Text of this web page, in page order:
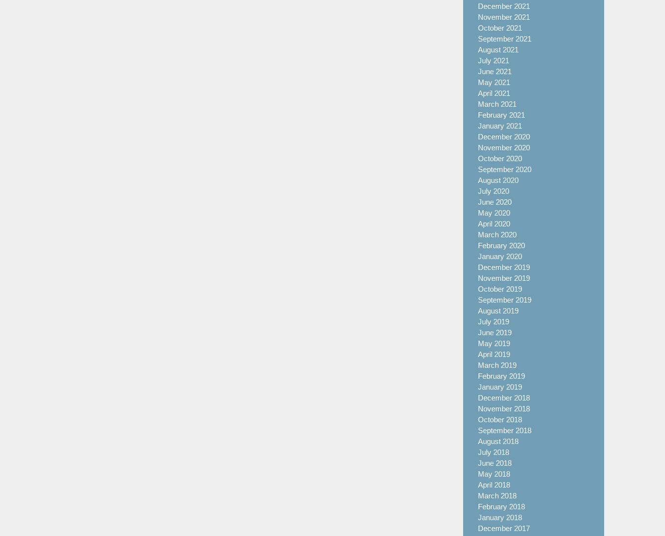
December 2021
November 2021
October 2021
September 2021
August 2021
July 2021
June 2021
May 2021
April 2021
March 2021
February 2021
January 2021
December 2020
November 2020
October 2020
September 2020
August 2020
July 2020
June 2020
May 2020
April 2020
March 2020
February 2020
January 2020
December 2019
November 2019
October 2019
September 2019
August 2019
July 2019
June 2019
May 2019
April 2019
March 2019
February 2019
January 2019
December 2018
November 2018
October 2018
September 2018
August 2018
July 2018
June 2018
May 2018
April 2018
March 2018
February 2018
January 2018
December 2017